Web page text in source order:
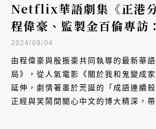
Netflix華語劇集《正港
程偉豪、監製金百倫專訪
影集，讓大家體驗中文字
2024/09/04
由程偉豪與殷振豪共同執導的最新華
局》，從人氣電影《關於我和鬼變成家
延伸，劇情著墨於荒誕的「成語連續
正經與笑鬧間關心中文的博大精深，